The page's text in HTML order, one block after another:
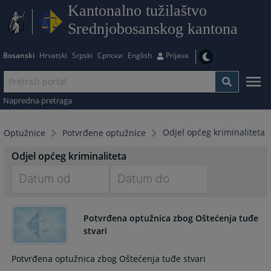
Kantonalno tužilaštvo
Srednjobosanskog kantona
Bosanski Hrvatski Srpski Српски English Prijava
Napredna pretraga
Optužnice Potvrđene optužnice Odjel općeg kriminaliteta
Odjel općeg kriminaliteta
forward
interact
the
forward
to
the
Potvrđena optužnica zbog Oštećenja tuđe
stvari
Potvrđena optužnica zbog Oštećenja tuđe stvari